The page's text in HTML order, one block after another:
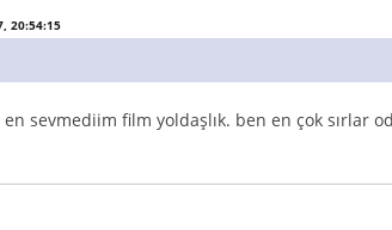
20:54:15
sevmediim film yoldaşlık. ben en çok sırlar